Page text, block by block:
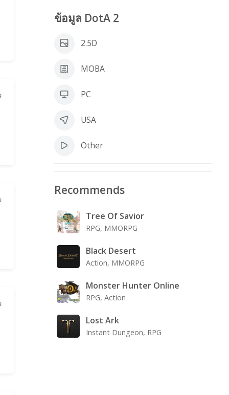
ข้อมูล DotA 2
2.5D
MOBA
PC
USA
Other
Recommends
Tree Of Savior
RPG, MMORPG
Black Desert
Action, MMORPG
Monster Hunter Online
RPG, Action
Lost Ark
Instant Dungeon, RPG